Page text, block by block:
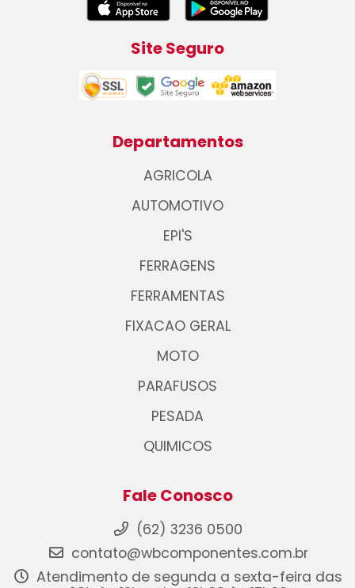
Site Seguro
Departamentos
AGRICOLA
AUTOMOTIVO
EPI'S
FERRAGENS
FERRAMENTAS
FIXACAO GERAL
MOTO
PARAFUSOS
PESADA
QUIMICOS
Fale Conosco
(62) 3236 0500
contato@wbcomponentes.com.br
Atendimento de segunda a sexta-feira das